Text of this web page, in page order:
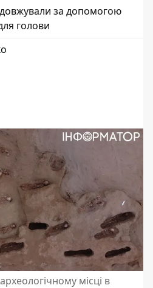
за допомогою
голови
місці в